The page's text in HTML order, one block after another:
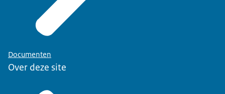
Documenten
Over deze site